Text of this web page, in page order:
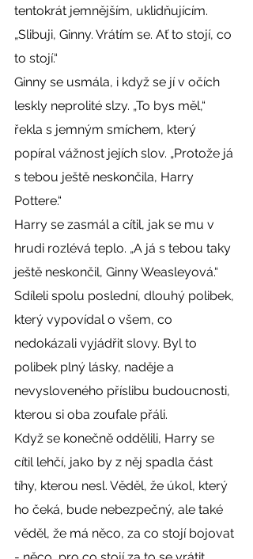
tentokrát jemnějším, uklidňujícím.
„Slibuji, Ginny. Vrátím se. Ať to stojí, co
to stojí.“
Ginny se usmála, i když se jí v očích
leskly neprolité slzy. „To bys měl,“
řekla s jemným smíchem, který
popíral vážnost jejích slov. „Protože já
s tebou ještě neskončila, Harry
Pottere.“
Harry se zasmál a cítil, jak se mu v
hrudi rozlévá teplo. „A já s tebou taky
ještě neskončil, Ginny Weasleyová.“
Sdíleli spolu poslední, dlouhý polibek,
který vypovídal o všem, co
nedokázali vyjádřit slovy. Byl to
polibek plný lásky, naděje a
nevysloveného příslibu budoucnosti,
kterou si oba zoufale přáli.
Když se konečně oddělili, Harry se
cítil lehčí, jako by z něj spadla část
tíhy, kterou nesl. Věděl, že úkol, který
ho čeká, bude nebezpečný, ale také
věděl, že má něco, za co stojí bojovat